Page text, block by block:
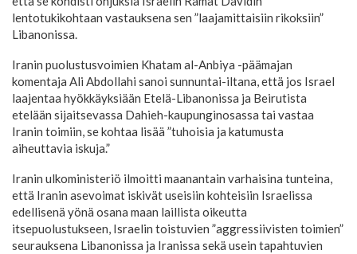
lentotukikohtaan vastauksena sen ”laajamittaisiin rikoksiin”
Libanonissa.
Iranin puolustusvoimien Khatam al-Anbiya -päämajan
komentaja Ali Abdollahi sanoi sunnuntai-iltana, että jos Israel
laajentaa hyökkäyksiään Etelä-Libanonissa ja Beirutista
etelään sijaitsevassa Dahieh-kaupunginosassa tai vastaa
Iranin toimiin, se kohtaa lisää ”tuhoisia ja katumusta
aiheuttavia iskuja.”
Iranin ulkoministeriö ilmoitti maanantain varhaisina tunteina,
että Iranin asevoimat iskivät useisiin kohteisiin Israelissa
edellisenä yönä osana maan laillista oikeutta
itsepuolustukseen, Israelin toistuvien ”aggressiivisten toimien”
seurauksena Libanonissa ja Iranissa sekä usein tapahtuvien